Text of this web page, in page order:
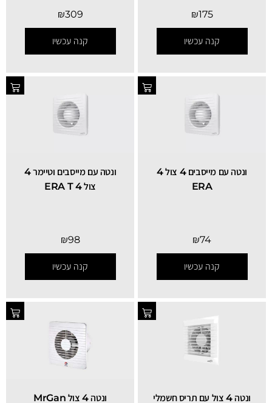
₪175
קנה עכשיו
₪309
קנה עכשיו
ונטה עם מייסבים 4 צול 4
ERA
₪74
קנה עכשיו
ונטה עם מייסבים וטיימר 4
צול 4 ERA T
₪98
קנה עכשיו
ונטה 4 צול עם תריס חשמלי ונטה 4 צול MrGan